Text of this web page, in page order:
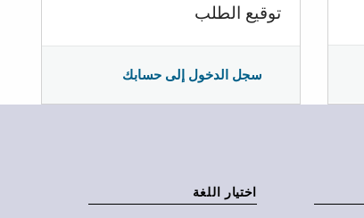
توقيع الطلب
سجل الدخول إلى حسابك
اختيار اللغة